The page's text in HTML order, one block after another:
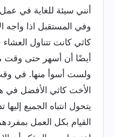
أنني سيئة للغاية في
وفي المستقبل اذا واجه
كاثي كانت تتناول
أيضًا أن أسهر حتى وقت
ولست أسوأ منها. في وقت
الأخت كاثي الأفضل في
يتحول انتباه الجميع
القيام بكل العمل